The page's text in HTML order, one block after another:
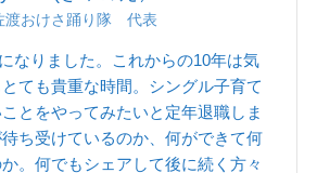
渡おけさ踊り隊 代表
なりました。これからの10年は気
ても貴重な時間。シングル子育て
とをやってみたいと定年退職しま
ち受けているのか、何ができて何
。何でもシェアして後に続く方々